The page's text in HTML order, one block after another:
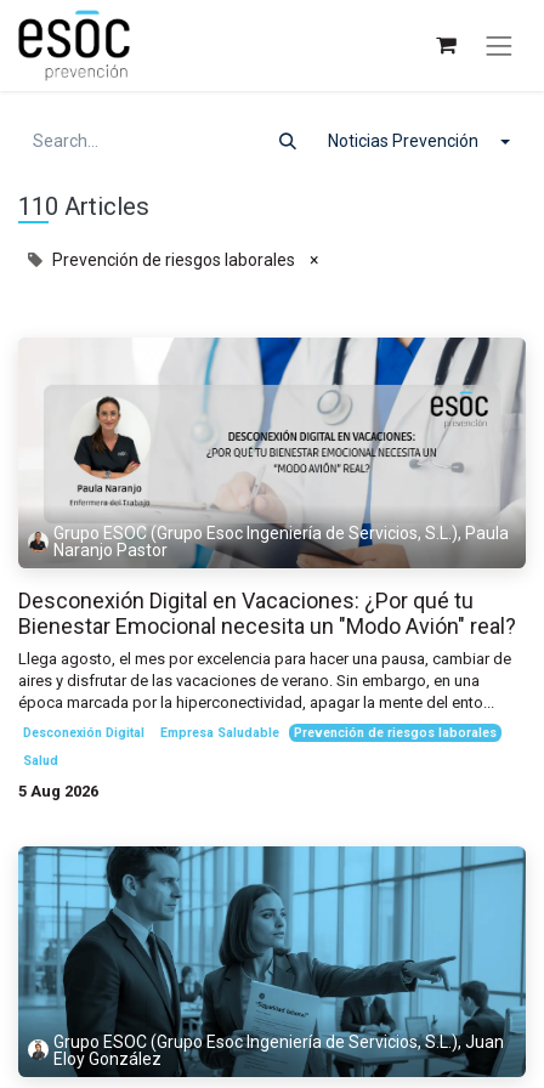
Noticias Prevención
110 Articles
Prevención de riesgos laborales ×
Grupo ESOC (Grupo Esoc Ingeniería de Servicios, S.L.), Paula
Naranjo Pastor
Desconexión Digital en Vacaciones: ¿Por qué tu
Bienestar Emocional necesita un "Modo Avión" real?
Llega agosto, el mes por excelencia para hacer una pausa, cambiar de
aires y disfrutar de las vacaciones de verano. Sin embargo, en una
época marcada por la hiperconectividad, apagar la mente del ento...
Desconexión Digital Empresa Saludable
Prevención de riesgos laborales
Salud
5 Aug 2026
Grupo ESOC (Grupo Esoc Ingeniería de Servicios, S.L.), Juan
Eloy González